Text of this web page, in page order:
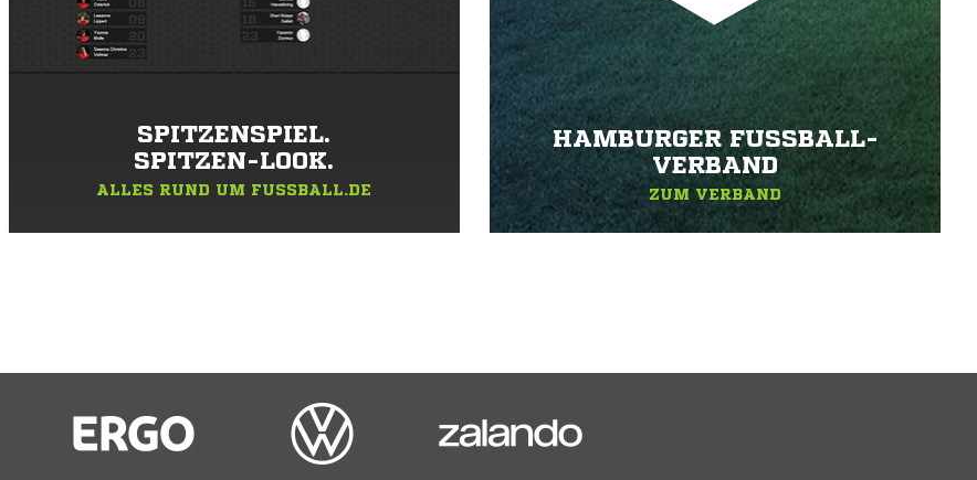
SPITZENSPIEL.
SPITZEN-LOOK.
ALLES RUND UM FUSSBALL.DE
HAMBURGER FUSSBALL-V
ERBAND
ZUM VERBAND